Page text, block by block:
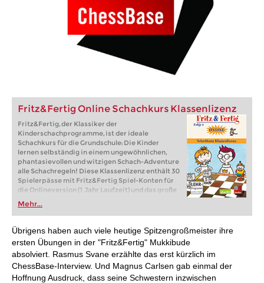
Fritz&Fertig Online Schachkurs Klassenlizenz
Fritz&Fertig, der Klassiker der
Kinderschachprogramme, ist der ideale
Schachkurs für die Grundschule: Die Kinder
lernen selbständig in einem ungewöhnlichen,
phantasievollen und witzigen Schach-Adventure
alle Schachregeln! Diese Klassenlizenz enthält 30
Spielerpässe mit Fritz&Fertig Spiel-Konten für
die Onlineversion (1 Jahr Laufzeit) und das große
Fritz&Fertig-Lehrer-Arbeitsbuch
Mehr...
Übrigens haben auch viele heutige Spitzengroßmeister ihre
ersten Übungen in der "Fritz&Fertig" Mukkibude
absolviert. Rasmus Svane erzählte das erst kürzlich im
ChessBase-Interview. Und Magnus Carlsen gab einmal der
Hoffnung Ausdruck, dass seine Schwestern inzwischen